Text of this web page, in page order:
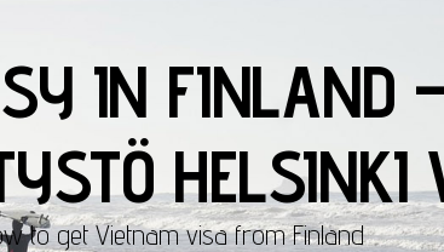
IN FINLAND
to get Vietnam visa from Finland